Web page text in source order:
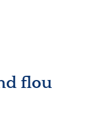
flou